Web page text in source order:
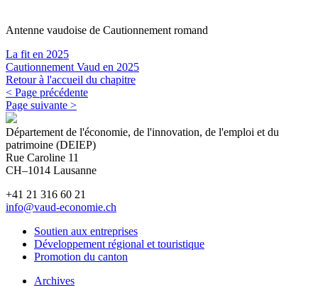
Antenne vaudoise de Cautionnement romand
La fit en 2025
Cautionnement Vaud en 2025
Retour à l'accueil du chapitre
< Page précédente
Page suivante >
Département de l'économie, de l'innovation, de l'emploi et du
patrimoine (DEIEP)
Rue Caroline 11
CH–1014 Lausanne
+41 21 316 60 21
info@vaud-economie.ch
Soutien aux entreprises
Développement régional et touristique
Promotion du canton
Archives